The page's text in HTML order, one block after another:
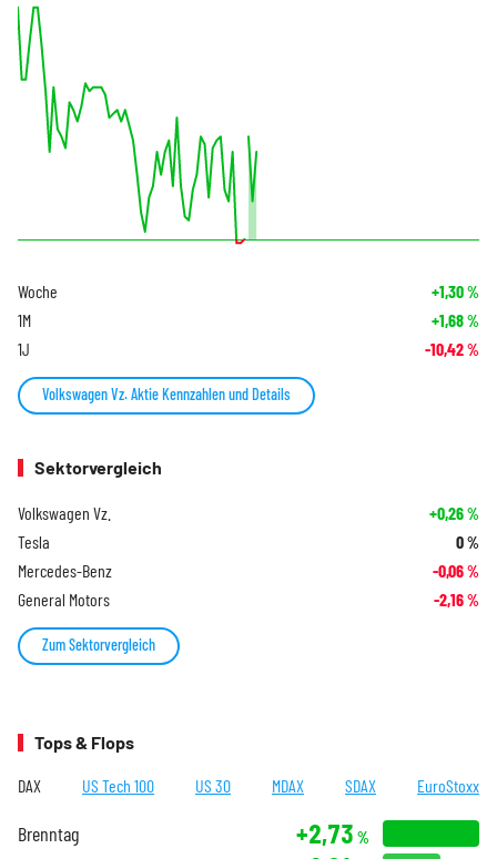
Woche +1,30%
1M +1,68%
1J -10,42%
Volkswagen Vz. Aktie Kennzahlen und Details
Sektorvergleich
Volkswagen Vz. +0,26%
Tesla 0%
Mercedes-Benz -0,06%
General Motors -2,16%
Zum Sektorvergleich
Tops & Flops
DAX US Tech 100 US 30 MDAX SDAX EuroStoxx
Brenntag +2,73 %